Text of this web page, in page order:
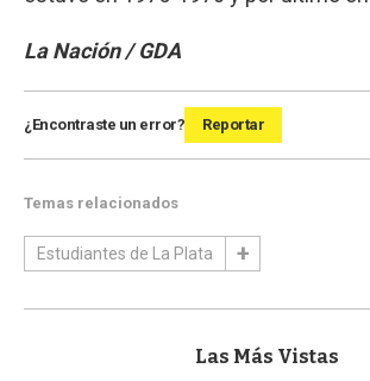
La Nación / GDA
¿Encontraste un error? Reportar
Temas relacionados
Estudiantes de La Plata
Las Más Vistas